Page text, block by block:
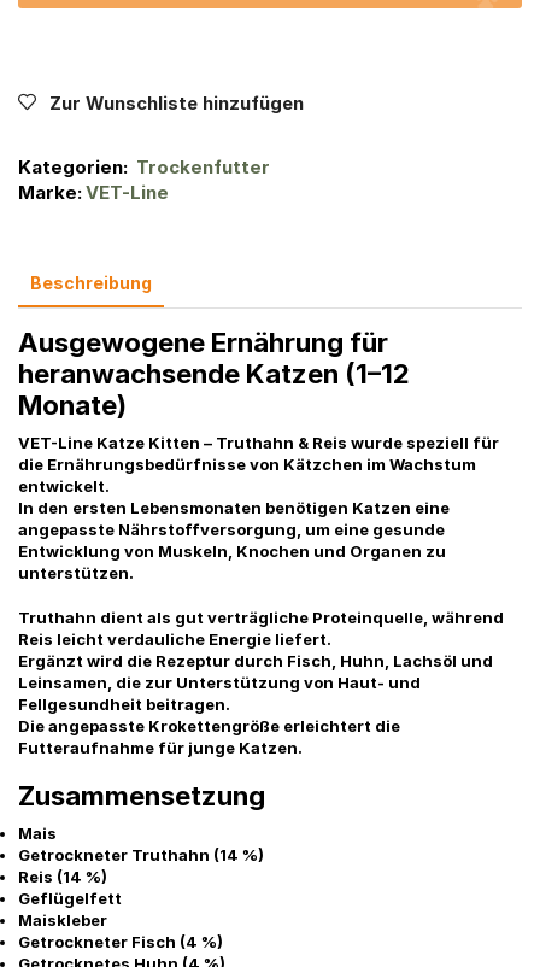
Zur Wunschliste hinzufügen
Kategorien: Trockenfutter
Marke:VET-Line
Beschreibung
Ausgewogene Ernährung für
heranwachsende Katzen (1–12
Monate)
VET-Line Katze Kitten – Truthahn & Reis wurde speziell für
die Ernährungsbedürfnisse von Kätzchen im Wachstum
entwickelt.
In den ersten Lebensmonaten benötigen Katzen eine
angepasste Nährstoffversorgung, um eine gesunde
Entwicklung von Muskeln, Knochen und Organen zu
unterstützen.
Truthahn dient als gut verträgliche Proteinquelle, während
Reis leicht verdauliche Energie liefert.
Ergänzt wird die Rezeptur durch Fisch, Huhn, Lachsöl und
Leinsamen, die zur Unterstützung von Haut- und
Fellgesundheit beitragen.
Die angepasste Krokettengröße erleichtert die
Futteraufnahme für junge Katzen.
Zusammensetzung
Mais
Getrockneter Truthahn (14 %)
Reis (14 %)
Geflügelfett
Maiskleber
Getrockneter Fisch (4 %)